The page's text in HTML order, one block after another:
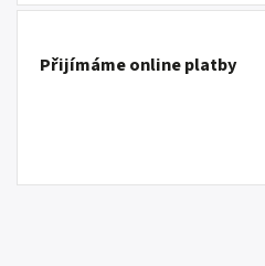
Přijímáme online platby